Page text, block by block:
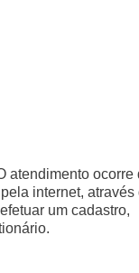
atendimento ocorre
internet, através
um cadastro,